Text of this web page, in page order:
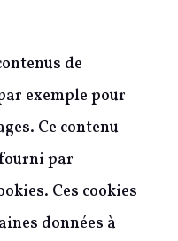
de
exemple pour
Ce contenu
par
Ces cookies
données à